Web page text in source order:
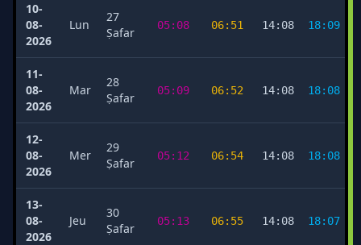
10-
08-
2026
Lun
27
Ṣafar
05:08 06:51 14:08 18:09
11-
08-
2026
Mar
28
Ṣafar
05:09 06:52 14:08 18:08
12-
08-
2026
Mer
29
Ṣafar
05:12 06:54 14:08 18:08
13-
08-
2026
Jeu
30
Ṣafar
05:13 06:55 14:08 18:07